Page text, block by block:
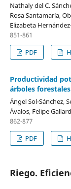
Nathaly del C.
Rosa Santamaría,
Elizabeta
851-861
PDF
Productividad
árboles forestales
Ángel Sol-Sánchez,
Ávalos, Felipe
862-877
PDF
Riego.